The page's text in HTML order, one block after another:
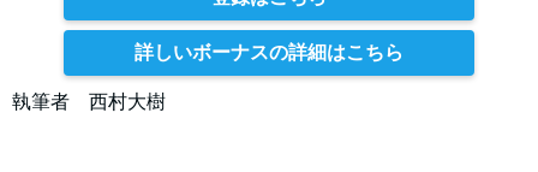
詳しいボーナスの詳細はこちら
執筆者 西村大樹